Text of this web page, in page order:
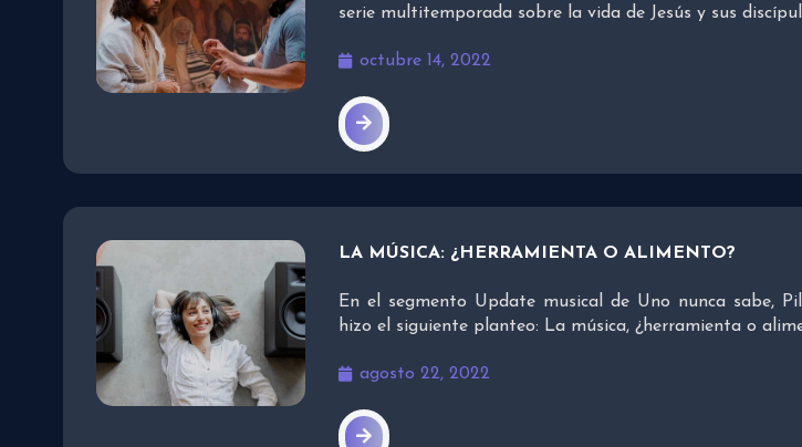
serie multitemporada sobre la vida de Jesús y sus
octubre 14, 2022
LA MÚSICA: ¿HERRAMIENTA O ALIMENTO?
En el segmento Update musical de Uno nunca sabe,
hizo el siguiente planteo: La música, ¿herramienta o
agosto 22, 2022